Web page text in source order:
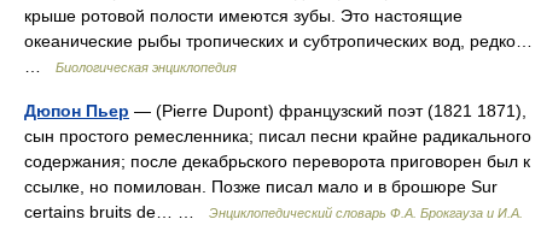
крыше ротовой полости имеются зубы. Это настоящие
океанические рыбы тропических и субтропических вод, редко…
Биологическая энциклопедия
Дюпон Пьер — (Pierre Dupont) французский поэт (1821 1871),
сын простого ремесленника; писал песни крайне радикального
содержания; после декабрьского переворота приговорен был к
ссылке, но помилован. Позже писал мало и в брошюре Sur
certains bruits de… …
Энциклопедический словарь Ф.А. Брокгауза и И.А.